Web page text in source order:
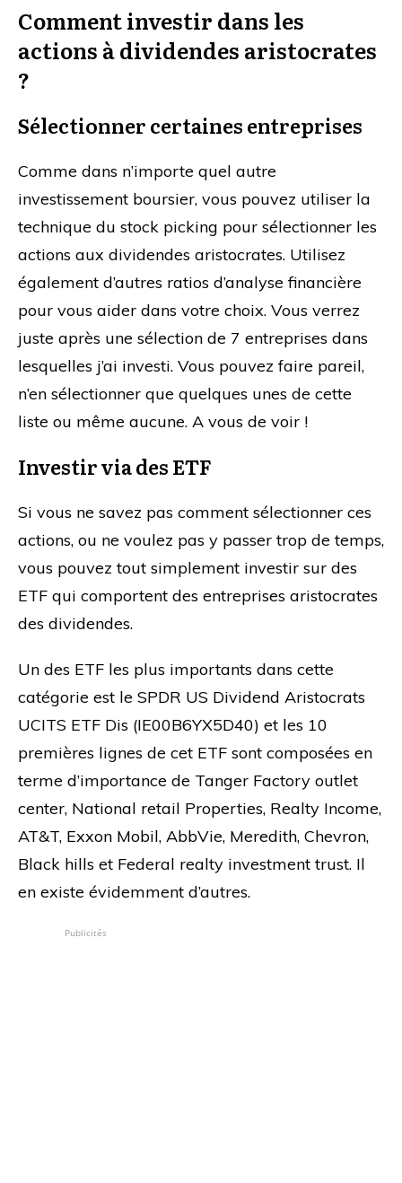
Comment investir dans les
actions à dividendes aristocrates
?
Sélectionner certaines entreprises
Comme dans n’importe quel autre
investissement boursier, vous pouvez utiliser la
technique du stock picking pour sélectionner les
actions aux dividendes aristocrates. Utilisez
également d’autres ratios d’analyse financière
pour vous aider dans votre choix. Vous verrez
juste après une sélection de 7 entreprises dans
lesquelles j’ai investi. Vous pouvez faire pareil,
n’en sélectionner que quelques unes de cette
liste ou même aucune. A vous de voir !
Investir via des ETF
Si vous ne savez pas comment sélectionner ces
actions, ou ne voulez pas y passer trop de temps,
vous pouvez tout simplement investir sur des
ETF qui comportent des entreprises aristocrates
des dividendes.
Un des ETF les plus importants dans cette
catégorie est le SPDR US Dividend Aristocrats
UCITS ETF Dis (IE00B6YX5D40) et les 10
premières lignes de cet ETF sont composées en
terme d’importance de Tanger Factory outlet
center, National retail Properties, Realty Income,
AT&T, Exxon Mobil, AbbVie, Meredith, Chevron,
Black hills et Federal realty investment trust. Il
en existe évidemment d’autres.
Publicités